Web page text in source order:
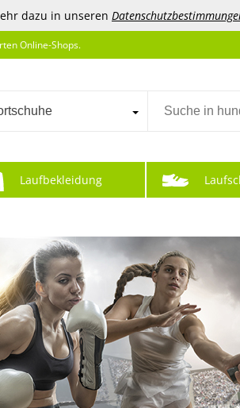
dazu in unseren
Online-Shops.
Laufbekleidung